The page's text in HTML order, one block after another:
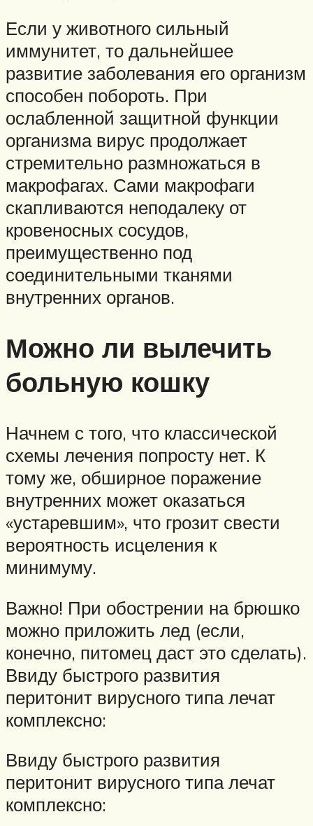
Если у животного сильный
иммунитет, то дальнейшее
развитие заболевания его организм
способен побороть. При
ослабленной защитной функции
организма вирус продолжает
стремительно размножаться в
макрофагах. Сами макрофаги
скапливаются неподалеку от
кровеносных сосудов,
преимущественно под
соединительными тканями
внутренних органов.
Можно ли вылечить
больную кошку
Начнем с того, что классической
схемы лечения попросту нет. К
тому же, обширное поражение
внутренних может оказаться
«устаревшим», что грозит свести
вероятность исцеления к
минимуму.
Важно! При обострении на брюшко
можно приложить лед (если,
конечно, питомец даст это сделать).
Ввиду быстрого развития
перитонит вирусного типа лечат
комплексно:
Ввиду быстрого развития
перитонит вирусного типа лечат
комплексно: